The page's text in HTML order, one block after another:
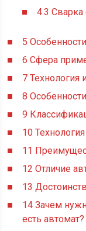
4.3 Сварка
5 Особенности
6 Сфера
7 Технология
8
9
10
11
12 Отличие
13
14 Зачем
есть автомат?